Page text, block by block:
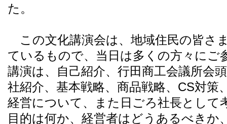
た。
この文化講演会は、地域住民の皆さ
ているもので、当日は多くの方々にご
講演は、自己紹介、行田商工会議所会
社紹介、基本戦略、商品戦略、CS対策
経営について、また日ごろ社長として
目的は何か、経営者はどうあるべきか